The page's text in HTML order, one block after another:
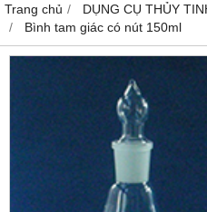
Trang chủ
DỤNG CỤ THỦY
Bình tam giác có nút 150ml